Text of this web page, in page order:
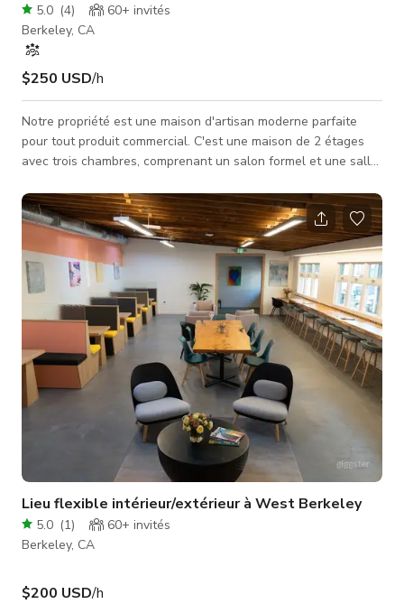
5.0 (4) 60+ invités
Berkeley, CA
$250 USD/h
Notre propriété est une maison d'artisan moderne parfaite
pour tout produit commercial. C'est une maison de 2 étages
avec trois chambres, comprenant un salon formel et une salle
arrière est un grand espace ouvert avec une grande terrasse
et un barbecue intégré. Également inclus un portique à
balançoires et une aire de jeux pour enfants ainsi qu'un
potager.
Lieu flexible intérieur/extérieur à West Berkeley
5.0 (1) 60+ invités
Berkeley, CA
$200 USD/h